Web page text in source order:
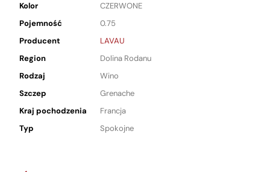
Kolor
CZERWONE
Pojemność
0.75
Producent
LAVAU
Region
Dolina Rodanu
Rodzaj
Wino
Szczep
Grenache
Kraj pochodzenia
Francja
Typ
Spokojne